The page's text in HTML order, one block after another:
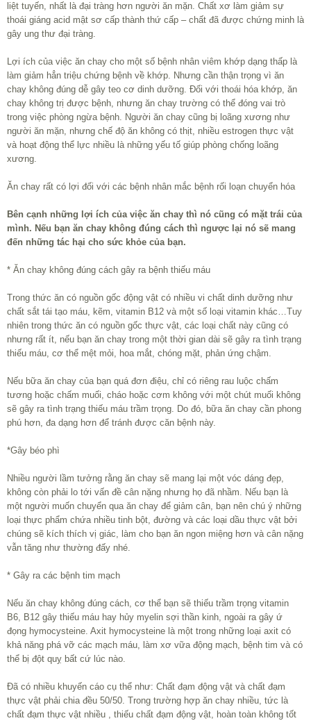
liệt tuyến, nhất là đại tràng hơn người ăn mặn. Chất xơ làm giảm sự
thoái giáng acid mật sơ cấp thành thứ cấp – chất đã được chứng minh là
gây ung thư đại tràng.
Lợi ích của việc ăn chay cho một số bệnh nhân viêm khớp dạng thấp là
làm giảm hẳn triệu chứng bệnh về khớp. Nhưng cần thận trọng vì ăn
chay không đúng dễ gây teo cơ dinh dưỡng. Đối với thoái hóa khớp, ăn
chay không trị được bệnh, nhưng ăn chay trường có thể đóng vai trò
trong việc phòng ngừa bệnh. Người ăn chay cũng bị loãng xương như
người ăn mặn, nhưng chế độ ăn không có thịt, nhiều estrogen thực vật
và hoạt động thể lực nhiều là những yếu tố giúp phòng chống loãng
xương.
Ăn chay rất có lợi đối với các bệnh nhân mắc bệnh rối loạn chuyển hóa
Bên cạnh những lợi ích của việc ăn chay thì nó cũng có mặt trái của
mình. Nếu bạn ăn chay không đúng cách thì ngược lại nó sẽ mang
đến những tác hại cho sức khỏe của bạn.
* Ăn chay không đúng cách gây ra bệnh thiếu máu
Trong thức ăn có nguồn gốc động vật có nhiều vi chất dinh dưỡng như
chất sắt tái tạo máu, kẽm, vitamin B12 và một số loại vitamin khác…Tuy
nhiên trong thức ăn có nguồn gốc thực vật, các loại chất này cũng có
nhưng rất ít, nếu bạn ăn chay trong một thời gian dài sẽ gây ra tình trạng
thiếu máu, cơ thể mệt mỏi, hoa mắt, chóng mặt, phản ứng chậm.
Nếu bữa ăn chay của bạn quá đơn điệu, chỉ có riêng rau luộc chấm
tương hoặc chấm muối, cháo hoặc cơm không với một chút muối không
sẽ gây ra tình trạng thiếu máu trầm trọng. Do đó, bữa ăn chay cần phong
phú hơn, đa dạng hơn để tránh được căn bệnh này.
*Gây béo phì
Nhiều người lầm tưởng rằng ăn chay sẽ mang lại một vóc dáng đẹp,
không còn phải lo tới vấn đề cân nặng nhưng họ đã nhầm. Nếu bạn là
một người muốn chuyển qua ăn chay để giảm cân, bạn nên chú ý những
loại thực phẩm chứa nhiều tinh bột, đường và các loại dầu thực vật bởi
chúng sẽ kích thích vị giác, làm cho bạn ăn ngon miệng hơn và cân nặng
vẫn tăng như thường đấy nhé.
* Gây ra các bệnh tim mạch
Nếu ăn chay không đúng cách, cơ thể bạn sẽ thiếu trầm trọng vitamin
B6, B12 gây thiếu máu hay hủy myelin sợi thần kinh, ngoài ra gây ứ
đọng hymocysteine. Axit hymocysteine là một trong những loại axit có
khả năng phá vỡ các mạch máu, làm xơ vữa động mạch, bệnh tim và có
thể bị đột quỵ bất cứ lúc nào.
Đã có nhiều khuyến cáo cụ thể như: Chất đạm động vật và chất đạm
thực vật phải chia đều 50/50. Trong trường hợp ăn chay nhiều, tức là
chất đạm thực vật nhiều , thiếu chất đạm động vật, hoàn toàn không tốt